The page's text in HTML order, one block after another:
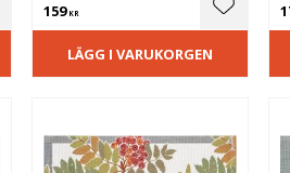
till i favoriter
159KR Lägg till
LÄGG I VARUKORGEN